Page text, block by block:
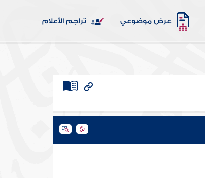
عرض موضوعي تراجم الأعلام